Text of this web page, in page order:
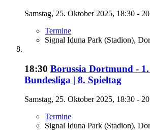
Samstag, 25. Oktober 2025, 18:30 -
Termine
Signal Iduna Park (Stadion),
18:30 Borussia Dortmund -
Bundesliga | 8. Spieltag
Samstag, 25. Oktober 2025, 18:30 -
Termine
Signal Iduna Park (Stadion),